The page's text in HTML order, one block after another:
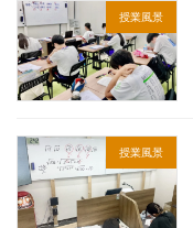
授業風景
授業風景